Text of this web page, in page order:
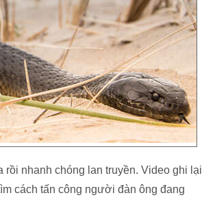
nhanh chóng lan truyền. Video ghi lại
cách tấn công người đàn ông đang